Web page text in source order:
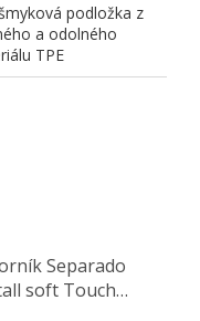
podložka z
a odolného
TPE
Separado
soft Touch